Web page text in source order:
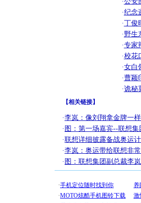
·纪念
·丁俊
·野生
·专家
·校花
·女白
·曹颖
·诡秘
【相关链接】
·李岚：像刘翔拿金牌一
· 图：第一场嘉宾--联想
·联想详细披露备战奥运
·李岚：奥运带给联想非
· 图：联想集团副总裁李